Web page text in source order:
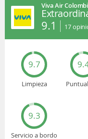
Viva Air
9.1 17
9.7
Limpieza
9.3
Servicio a bordo